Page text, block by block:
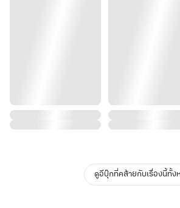
ดูอีบุ๊กที่คล้ายกับเรื่องนี้ทั้ง